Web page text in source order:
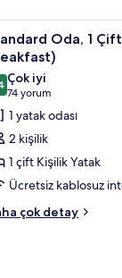
güneşlik/perde, ütü/
| Masa, dizüstü
4
Oda, 1
/ 10
Çok iyi
74 yorum
(74
yorum)
1 yatak odası
2 kişilik
1 çift Kişilik Yatak
Ücretsiz kablosuz
çok detay